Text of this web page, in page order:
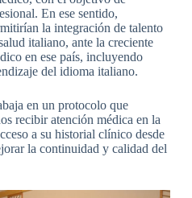
En ese sentido,
la integración de talento
italiano, ante la creciente
en ese país, incluyendo
del idioma italiano.
en un protocolo que
recibir atención médica en la
a su historial clínico desde
la continuidad y calidad del